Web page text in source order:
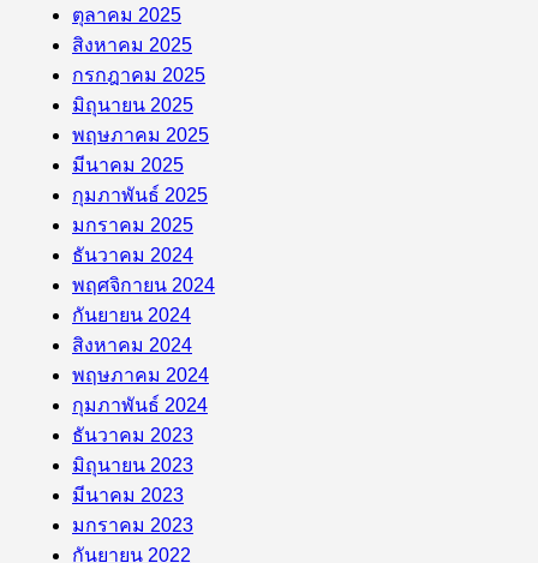
ตุลาคม 2025
สิงหาคม 2025
กรกฎาคม 2025
มิถุนายน 2025
พฤษภาคม 2025
มีนาคม 2025
กุมภาพันธ์ 2025
มกราคม 2025
ธันวาคม 2024
พฤศจิกายน 2024
กันยายน 2024
สิงหาคม 2024
พฤษภาคม 2024
กุมภาพันธ์ 2024
ธันวาคม 2023
มิถุนายน 2023
มีนาคม 2023
มกราคม 2023
กันยายน 2022